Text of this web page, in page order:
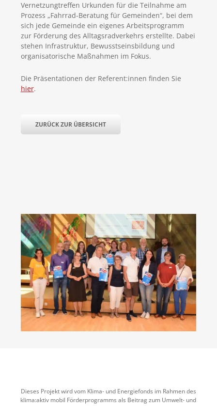
Vernetzungtreffen Urkunden für die Teilnahme am
Prozess „Fahrrad-Beratung für Gemeinden“, bei dem
sich jede Gemeinde ein eigenes Arbeitsprogramm
zur Förderung des Alltagsradverkehrs erstellte. Dabei
stehen Infrastruktur, Bewusstseinsbildung und
organisatorische Maßnahmen im Fokus.
Die Präsentationen der Referent:innen finden Sie
hier.
ZURÜCK ZUR ÜBERSICHT
Dieses Projekt wird vom Klima- und Energiefonds im Rahmen des
klima:aktiv mobil Förderprogramms als Beitrag zum Umwelt- und